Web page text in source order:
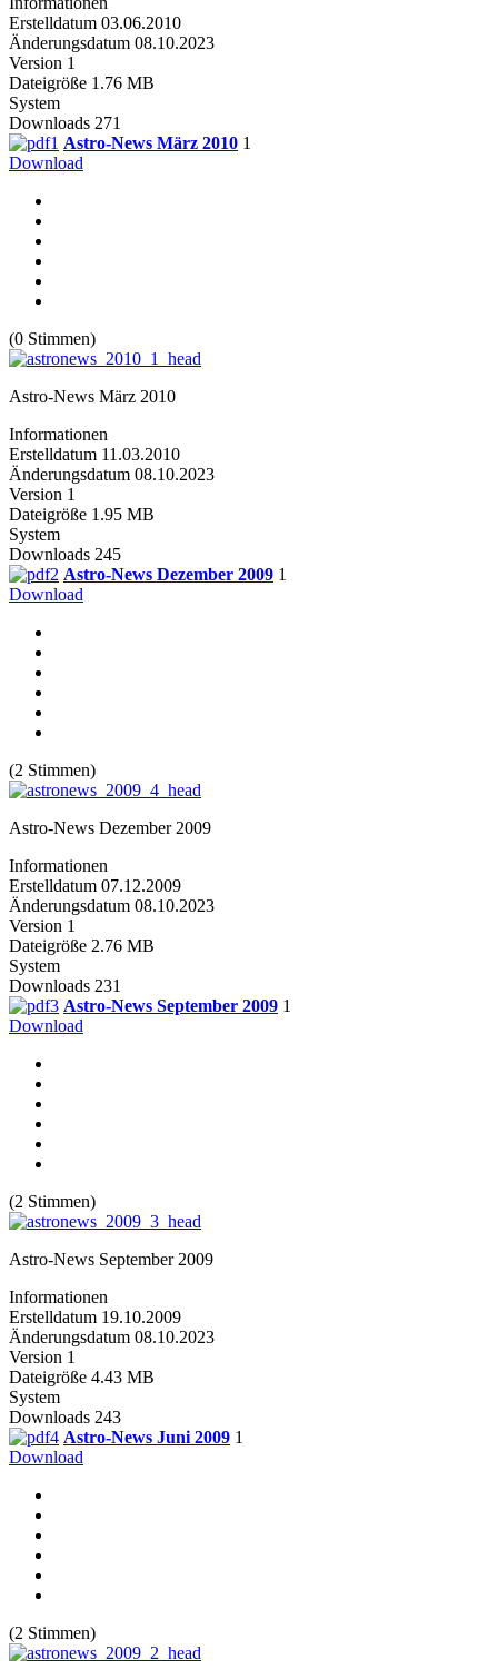
Erstelldatum 03.06.2010
Änderungsdatum 08.10.2023
Version 1
Dateigröße 1.76 MB
System
Downloads 271
Astro-News März 2010 1
Download
(0 Stimmen)
Astro-News März 2010
Informationen
Erstelldatum 11.03.2010
Änderungsdatum 08.10.2023
Version 1
Dateigröße 1.95 MB
System
Downloads 245
Astro-News Dezember 2009 1
Download
(2 Stimmen)
Astro-News Dezember 2009
Informationen
Erstelldatum 07.12.2009
Änderungsdatum 08.10.2023
Version 1
Dateigröße 2.76 MB
System
Downloads 231
Astro-News September 2009 1
Download
(2 Stimmen)
Astro-News September 2009
Informationen
Erstelldatum 19.10.2009
Änderungsdatum 08.10.2023
Version 1
Dateigröße 4.43 MB
System
Downloads 243
Astro-News Juni 2009 1
Download
(2 Stimmen)